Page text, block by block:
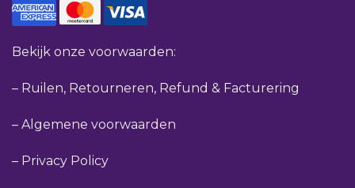
Bekijk onze voorwaarden:
– Ruilen, Retourneren, Refund & Facturering
– Algemene voorwaarden
– Privacy Policy